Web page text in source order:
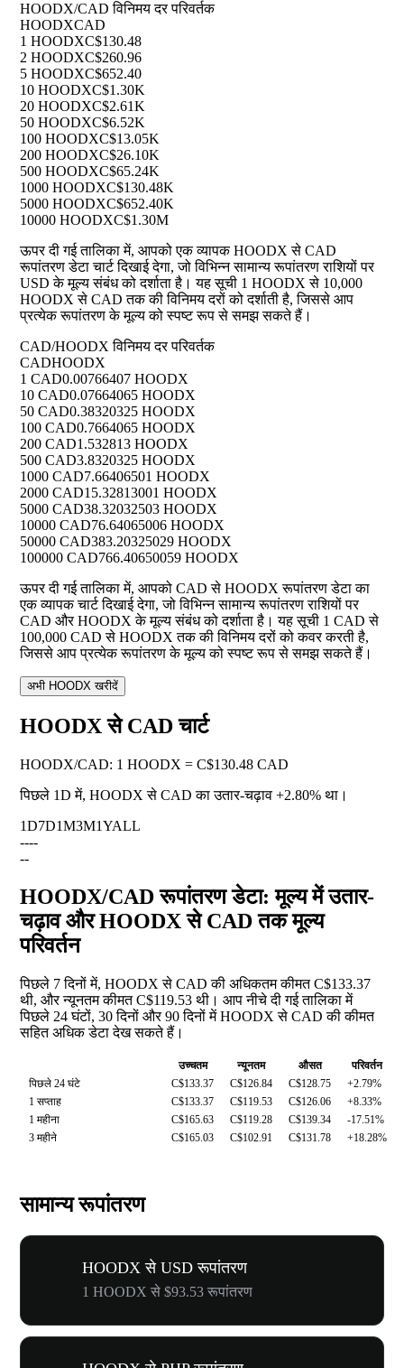
HOODX/CAD विनिमय दर परिवर्तक
HOODXCAD
1 HOODXC$130.48
2 HOODXC$260.96
5 HOODXC$652.40
10 HOODXC$1.30K
20 HOODXC$2.61K
50 HOODXC$6.52K
100 HOODXC$13.05K
200 HOODXC$26.10K
500 HOODXC$65.24K
1000 HOODXC$130.48K
5000 HOODXC$652.40K
10000 HOODXC$1.30M
ऊपर दी गई तालिका में, आपको एक व्यापक HOODX से CAD
रूपांतरण डेटा चार्ट दिखाई देगा, जो विभिन्न सामान्य रूपांतरण राशियों पर
USD के मूल्य संबंध को दर्शाता है। यह सूची 1 HOODX से 10,000
HOODX से CAD तक की विनिमय दरों को दर्शाती है, जिससे आप
प्रत्येक रूपांतरण के मूल्य को स्पष्ट रूप से समझ सकते हैं।
CAD/HOODX विनिमय दर परिवर्तक
CADHOODX
1 CAD0.00766407 HOODX
10 CAD0.07664065 HOODX
50 CAD0.38320325 HOODX
100 CAD0.7664065 HOODX
200 CAD1.532813 HOODX
500 CAD3.8320325 HOODX
1000 CAD7.66406501 HOODX
2000 CAD15.32813001 HOODX
5000 CAD38.32032503 HOODX
10000 CAD76.64065006 HOODX
50000 CAD383.20325029 HOODX
100000 CAD766.40650059 HOODX
ऊपर दी गई तालिका में, आपको CAD से HOODX रूपांतरण डेटा का
एक व्यापक चार्ट दिखाई देगा, जो विभिन्न सामान्य रूपांतरण राशियों पर
CAD और HOODX के मूल्य संबंध को दर्शाता है। यह सूची 1 CAD से
100,000 CAD से HOODX तक की विनिमय दरों को कवर करती है,
जिससे आप प्रत्येक रूपांतरण के मूल्य को स्पष्ट रूप से समझ सकते हैं।
अभी HOODX खरीदें
HOODX से CAD चार्ट
HOODX/CAD: 1 HOODX = C$130.48 CAD
पिछले 1D में, HOODX से CAD का उतार-चढ़ाव +2.80% था।
1D7D1M3M1YALL
----
--
HOODX/CAD रूपांतरण डेटा: मूल्य में उतार-
चढ़ाव और HOODX से CAD तक मूल्य
परिवर्तन
पिछले 7 दिनों में, HOODX से CAD की अधिकतम कीमत C$133.37
थी, और न्यूनतम कीमत C$119.53 थी। आप नीचे दी गई तालिका में
पिछले 24 घंटों, 30 दिनों और 90 दिनों में HOODX से CAD की कीमत
सहित अधिक डेटा देख सकते हैं।
उच्चतम न्यूनतम औसत
परिवर्तन
पिछले 24 घंटे
C$133.37 C$126.84 C$128.75
+2.79%
1 सप्ताह
C$133.37 C$119.53 C$126.06
+8.33%
1 महीना
C$165.63 C$119.28 C$139.34
-17.51%
3 महीने
C$165.03 C$102.91 C$131.78 +18.28%
सामान्य रूपांतरण
HOODX से USD रूपांतरण
1 HOODX से $93.53 रूपांतरण